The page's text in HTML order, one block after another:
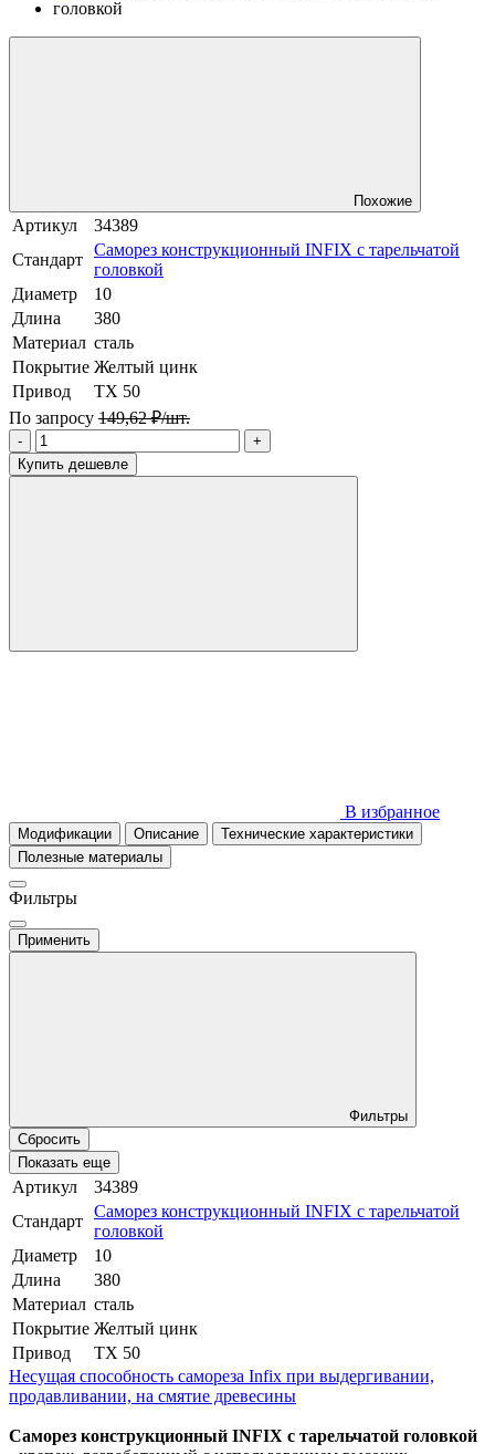
Похожие
Артикул
34389
Стандарт
Саморез конструкционный INFIX с тарельчатой
головкой
Диаметр
10
Длина
380
Материал сталь
Покрытие Желтый цинк
Привод
TX 50
По запросу 149,62 ₽/шт.
-
+
Купить дешевле
В избранное
Модификации Описание
Технические характеристики
Полезные материалы
Фильтры
Применить
Фильтры
Сбросить
Показать еще
Артикул
34389
Стандарт
Саморез конструкционный INFIX с тарельчатой
головкой
Диаметр
10
Длина
380
Материал сталь
Покрытие Желтый цинк
Привод
TX 50
Несущая способность самореза Infix при выдергивании,
продавливании, на смятие древесины
Саморез конструкционный INFIX с тарельчатой головкой